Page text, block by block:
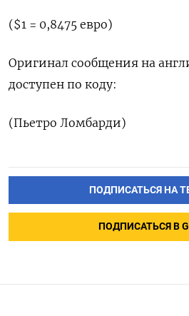
($1 = ‌0,8475 евро)
Оригинал сообщения на
доступен по ‌коду:
(Пьетро Ломбарди)
ПОДПИСАТЬСЯ НА
ПОДПИСАТЬСЯ В